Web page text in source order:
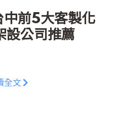
前5大客製化
設公司推薦
全文